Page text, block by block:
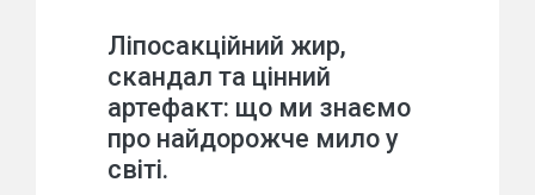
Ліпосакційний жир,
скандал та цінний
артефакт: що ми знаємо
про найдорожче мило у
світі.